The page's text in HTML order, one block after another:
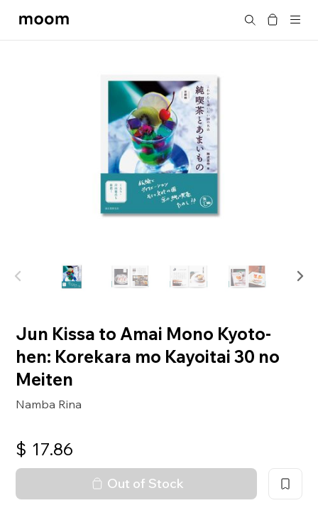
moom
Search
Jun Kissa to Amai Mono Kyoto-
hen: Korekara mo Kayoitai 30 no
Meiten
Namba Rina
$ 17.86
Out of Stock